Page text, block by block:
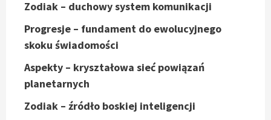
Zodiak – duchowy system komunikacji
Progresje – fundament do ewolucyjnego
skoku świadomości
Aspekty – kryształowa sieć powiązań
planetarnych
Zodiak – źródło boskiej inteligencji